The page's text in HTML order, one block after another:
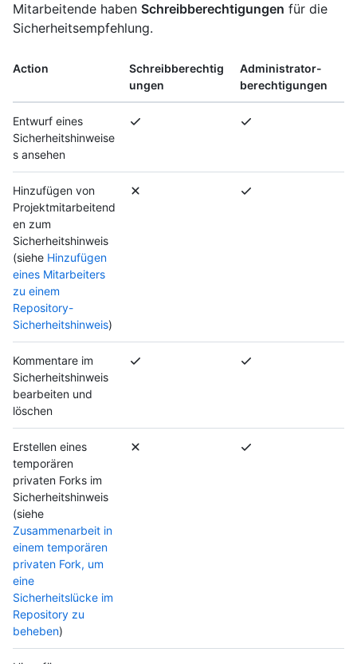
Mitarbeitende haben Schreibberechtigungen für die
Sicherheitsempfehlung.
Action
Schreibberechtig
ungen
Administrator-
berechtigungen
Entwurf eines
Sicherheitshinweise
s ansehen
Hinzufügen von
Projektmitarbeitend
en zum
Sicherheitshinweis
(siehe Hinzufügen
eines Mitarbeiters
zu einem
Repository-
Sicherheitshinweis)
Kommentare im
Sicherheitshinweis
bearbeiten und
löschen
Erstellen eines
temporären
privaten Forks im
Sicherheitshinweis
(siehe
Zusammenarbeit in
einem temporären
privaten Fork, um
eine
Sicherheitslücke im
Repository zu
beheben)